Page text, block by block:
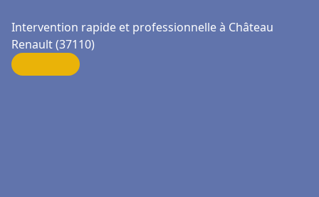
Intervention rapide et professionnelle à Château
Renault (37110)